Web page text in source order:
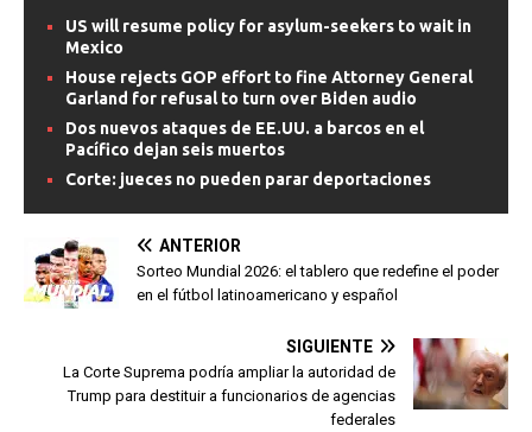
US will resume policy for asylum-seekers to wait in
Mexico
House rejects GOP effort to fine Attorney General
Garland for refusal to turn over Biden audio
Dos nuevos ataques de EE.UU. a barcos en el
Pacífico dejan seis muertos
Corte: jueces no pueden parar deportaciones
ANTERIOR
Sorteo Mundial 2026: el tablero que redefine el poder
en el fútbol latinoamericano y español
SIGUIENTE
La Corte Suprema podría ampliar la autoridad de
Trump para destituir a funcionarios de agencias
federales